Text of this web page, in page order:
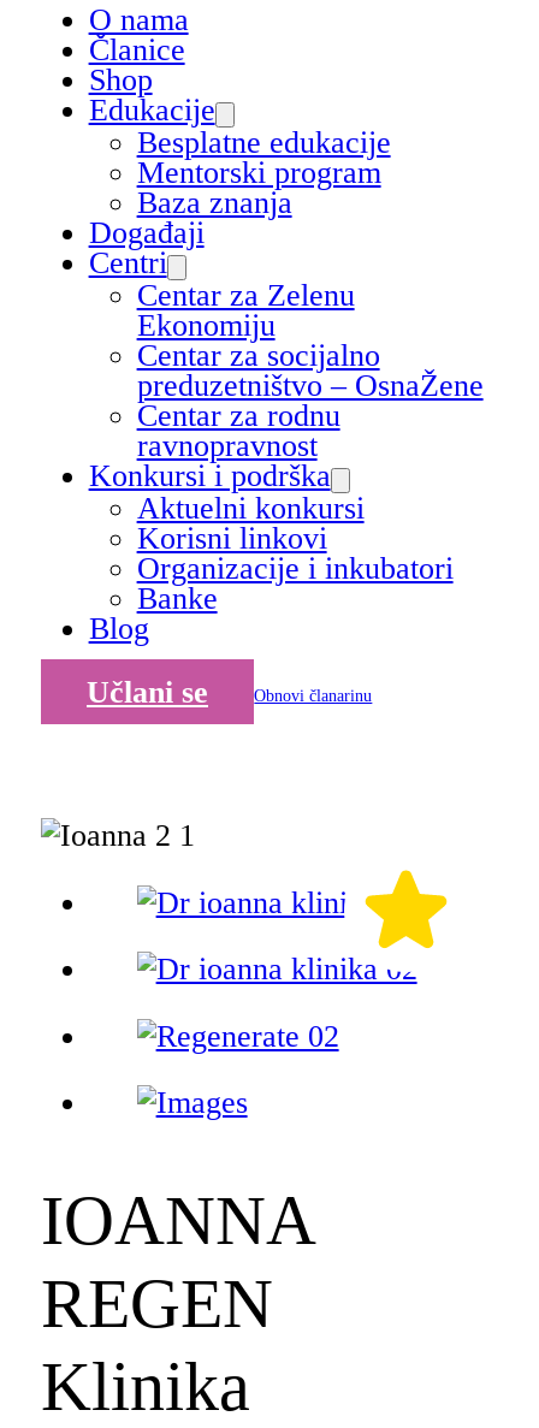
O nama
Članice
Shop
Edukacije
Besplatne edukacije
Mentorski program
Baza znanja
Događaji
Centri
Centar za Zelenu
Ekonomiju
Centar za socijalno
preduzetništvo – OsnaŽene
Centar za rodnu
ravnopravnost
Konkursi i podrška
Aktuelni konkursi
Korisni linkovi
Organizacije i inkubatori
Banke
Blog
Učlani se
Obnovi članarinu
IOANNA
REGEN
Klinika